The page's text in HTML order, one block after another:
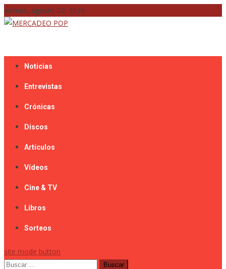
Skip
to
viernes, agosto 07, 2026
Noticias
Entrevistas
Crónicas
Discos
Artículos
Vídeos
Cine & TV
Libros
Sorteos
site mode button
Buscar: